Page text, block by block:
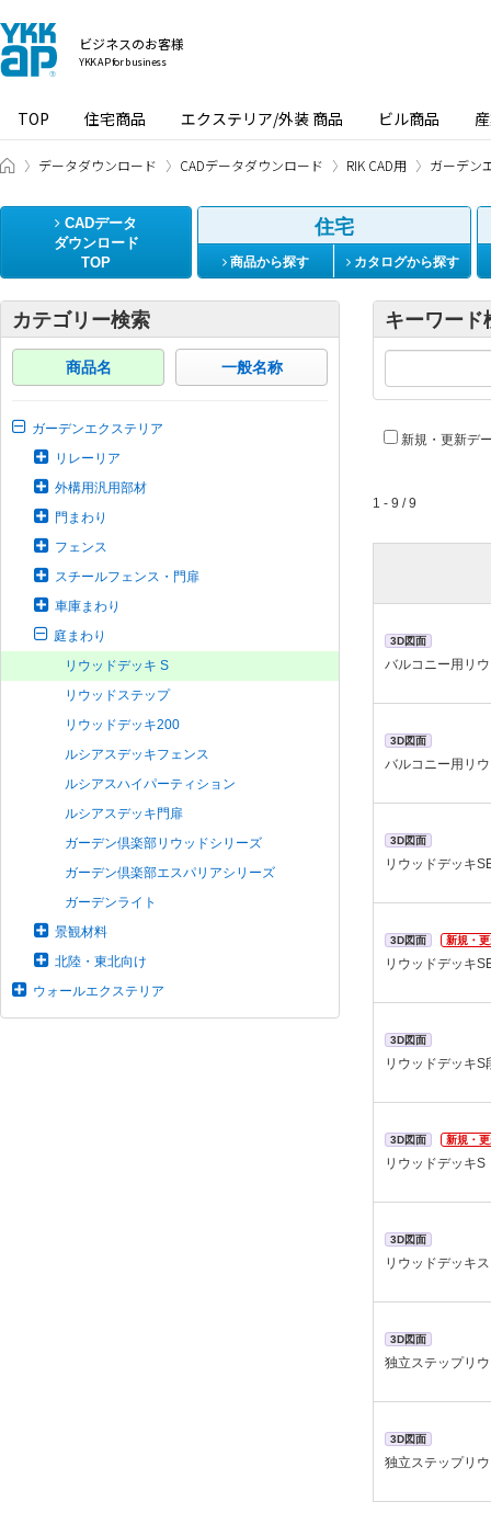
ビジネスのお客様
YKK AP for business
TOP 住宅商品 エクステリア/外装 商品 ビル商品
ビジネスのお客様 HOME
データダウンロード CADデータダウンロード RIK CAD用 ガーデン
CADデータ
ダウンロード
TOP
住宅
商品から探す カタログから探す
カテゴリー検索
商品名 一般名称
ガーデンエクステリア
リレーリア
外構用汎用部材
門まわり
フェンス
スチールフェンス・門扉
車庫まわり
庭まわり
リウッドデッキ S
リウッドステップ
リウッドデッキ200
ルシアスデッキフェンス
ルシアスハイパーティション
ルシアスデッキ門扉
ガーデン倶楽部リウッドシリーズ
ガーデン倶楽部エスパリアシリーズ
ガーデンライト
景観材料
北陸・東北向け
ウォールエクステリア
キーワード
新規・更新デ
1 - 9 / 9
3D図面
バルコニー用リ
3D図面
バルコニー用リ
3D図面
リウッドデッキ
3D図面 新規・
リウッドデッキ
3D図面
リウッドデッキS
3D図面 新規・
リウッドデッキS
3D図面
リウッドデッキ
3D図面
独立ステップリ
3D図面
独立ステップリ